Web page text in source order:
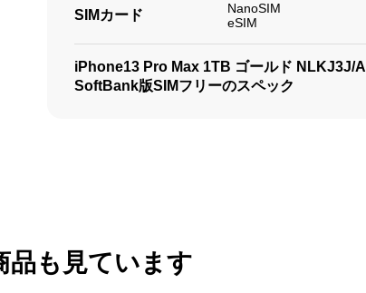
SIMカード
NanoSIM
eSIM
iPhone13 Pro Max 1TB ゴールド NLKJ3J/A
SoftBank版SIMフリーのスペック
品も見ています